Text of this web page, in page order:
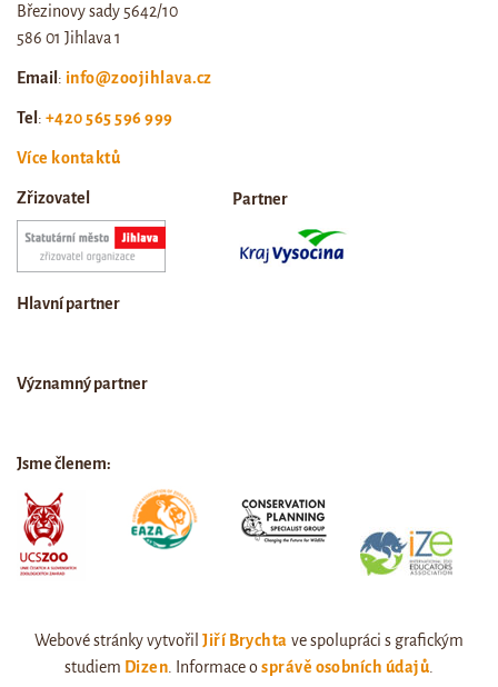
Březinovy sady 5642/10
586 01 Jihlava 1
Email: info@zoojihlava.cz
Tel: +420 565 596 999
Více kontaktů
Zřizovatel Partner
Hlavní partner
Významný partner
Jsme členem:
Webové stránky vytvořilJiří Brychta ve spolupráci s grafickým
studiem Dizen . Informace osprávě osobních údajů